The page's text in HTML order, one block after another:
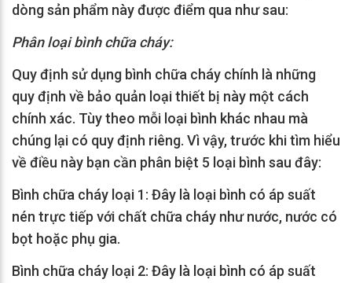
dòng sản phẩm này được điểm qua như sau:
Phân loại bình chữa cháy:
Quy định sử dụng bình chữa cháy chính là những
quy định về bảo quản loại thiết bị này một cách
chính xác. Tùy theo mỗi loại bình khác nhau mà
chúng lại có quy định riêng. Vì vậy, trước khi tìm hiểu
về điều này bạn cần phân biệt 5 loại bình sau đây:
Bình chữa cháy loại 1: Đây là loại bình có áp suất
nén trực tiếp với chất chữa cháy như nước, nước có
bọt hoặc phụ gia.
Bình chữa cháy loại 2: Đây là loại bình có áp suất